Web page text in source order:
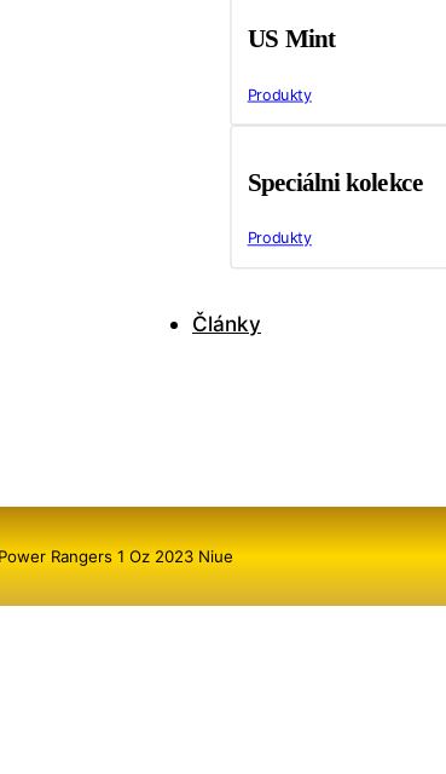
US Mint
Produkty
Speciálni kolekce
Produkty
Články
Rangers 1 Oz 2023 Niue